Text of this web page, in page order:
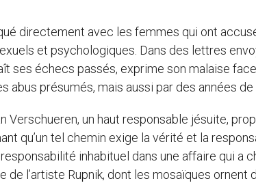
directement avec les femmes qui ont
et psychologiques. Dans des lettres
ses échecs passés, exprime son malaise
abus présumés, mais aussi par des années de
Verschueren, un haut responsable jésuite,
qu’un tel chemin exige la vérité et la
inhabituel dans une affaire qui a
l’artiste Rupnik, dont les mosaïques ornent